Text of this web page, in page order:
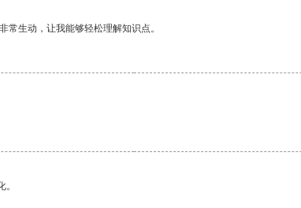
生动，让我能够轻松理解知识点。